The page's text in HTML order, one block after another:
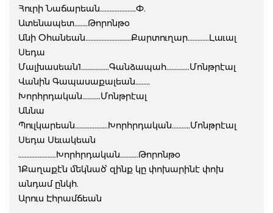
Հուրի Նաճարեան………………….Փ.
Ատենապետ……..Թորոնթօ
Անի Օհանեան……………………….Քարտուղար………….Լաւալ
Սեդա
Մալխասեան1……………..Գանձապահ…………..Մոնթրէալ
Վանին Գապասաքալեան………
Խորհրդական………..Մոնթրէալ
Աննա
Պուլկարեան………………..Խորհրդական………..Մոնթրէալ
Սեդա Սեւակեան
…………………..Խորհրդական………..Թորոնթօ
1Քաղաքէն մեկնած՝ զինք կը փոխարինէ փոխ
անդամ ընկհ.
Արուս Էհրամճեան